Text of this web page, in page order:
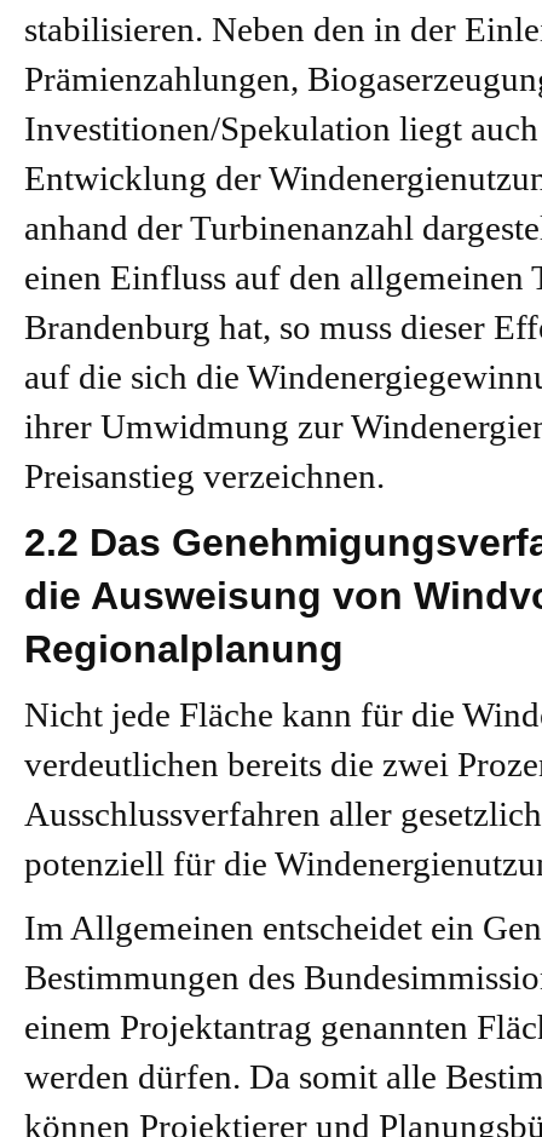
stabilisieren. Neben den in der
Prämienzahlungen,
Investitionen/Spekulation liegt
Entwicklung der
anhand der Turbinenanzahl
einen Einfluss auf den
Brandenburg hat, so muss dieser
auf die sich die
ihrer Umwidmung zur
Preisanstieg verzeichnen.
2.2 Das
die Ausweisung von
Regionalplanung
Nicht jede Fläche kann für die
verdeutlichen bereits die zwei
Ausschlussverfahren aller
potenziell für die
Im Allgemeinen entscheidet ein
Bestimmungen des
einem Projektantrag genannten
werden dürfen. Da somit alle
können Projektierer und